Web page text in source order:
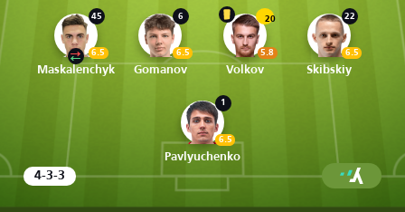
45
6.5
Maskalenchyk
6
6.5
Gomanov
20
5.8
Volkov
22
6.5
Skibskiy
1
6.5
Pavlyuchenko
4-3-3